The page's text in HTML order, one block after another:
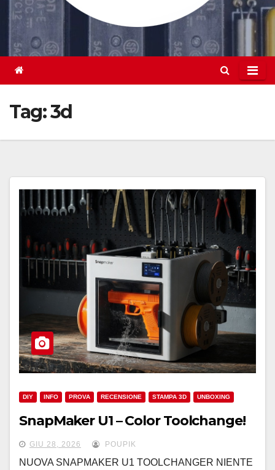
Tag:3d
DIY INFO PROVA RECENSIONE STAMPA 3D UNBOXING
SnapMaker U1 – Color Toolchange!
GIU 28, 2026 POUPIK
NUOVA SNAPMAKER U1 TOOLCHANGER NIENTE